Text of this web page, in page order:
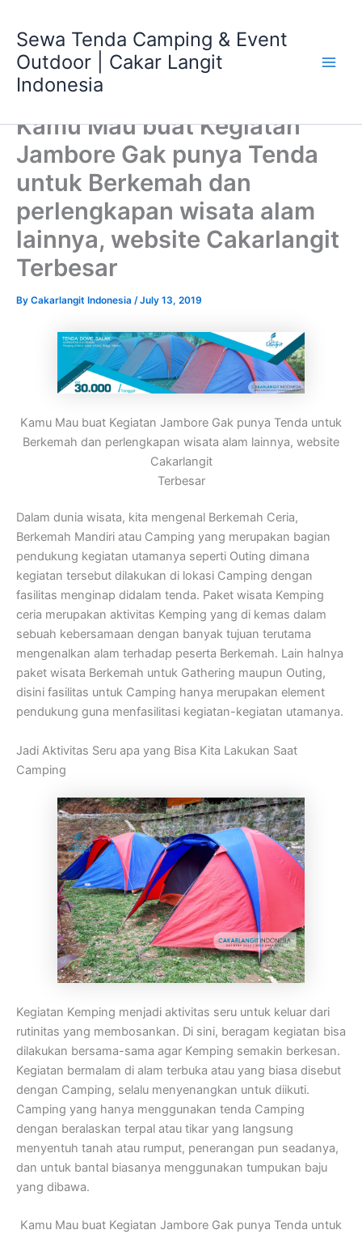
content
Sewa Tenda Camping & Event
Outdoor | Cakar Langit
Indonesia
Kamu Mau buat Kegiatan
Jambore Gak punya Tenda
untuk Berkemah dan
perlengkapan wisata alam
lainnya, website Cakarlangit
Terbesar
By Cakarlangit Indonesia /July 13, 2019
Kamu Mau buat Kegiatan Jambore Gak punya Tenda untuk
Berkemah dan perlengkapan wisata alam lainnya, website
Cakarlangit
Terbesar
Dalam dunia wisata, kita mengenal Berkemah Ceria,
Berkemah Mandiri atau Camping yang merupakan bagian
pendukung kegiatan utamanya seperti Outing dimana
kegiatan tersebut dilakukan di lokasi Camping dengan
fasilitas menginap didalam tenda. Paket wisata Kemping
ceria merupakan aktivitas Kemping yang di kemas dalam
sebuah kebersamaan dengan banyak tujuan terutama
mengenalkan alam terhadap peserta Berkemah. Lain halnya
paket wisata Berkemah untuk Gathering maupun Outing,
disini fasilitas untuk Camping hanya merupakan element
pendukung guna menfasilitasi kegiatan-kegiatan utamanya.
Jadi Aktivitas Seru apa yang Bisa Kita Lakukan Saat
Camping
Kegiatan Kemping menjadi aktivitas seru untuk keluar dari
rutinitas yang membosankan. Di sini, beragam kegiatan bisa
dilakukan bersama-sama agar Kemping semakin berkesan.
Kegiatan bermalam di alam terbuka atau yang biasa disebut
dengan Camping, selalu menyenangkan untuk diikuti.
Camping yang hanya menggunakan tenda Camping
dengan beralaskan terpal atau tikar yang langsung
menyentuh tanah atau rumput, penerangan pun seadanya,
dan untuk bantal biasanya menggunakan tumpukan baju
yang dibawa.
Kamu Mau buat Kegiatan Jambore Gak punya Tenda untuk